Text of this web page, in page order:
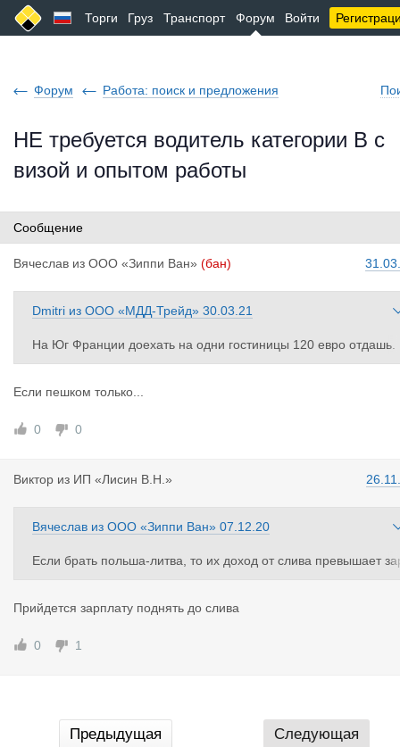
Торги Груз Транспорт Форум Войти
Форум Работа: поиск и предложения
НЕ требуется водитель категории В с
визой и опытом работы
Сообщение
Вячеслав из ООО «Зиппи Ван» (бан)
Dmitri из ООО «МДД-Трейд» 30.03.21
На Юг Франции доехать на одни гостиницы 120 евро отдашь.
Либо штраф 1000-1500 Евро.
Если пешком только...
0 0
Виктор из ИП «Лисин В.Н.»
Вячеслав из ООО «Зиппи Ван» 07.12.20
Если брать польша-литва, то их доход от слива превышает
Прийдется зарплату поднять до слива
0 1
Предыдущая Следующая